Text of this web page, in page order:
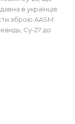
в українців
зброю AASM
Су-27 до